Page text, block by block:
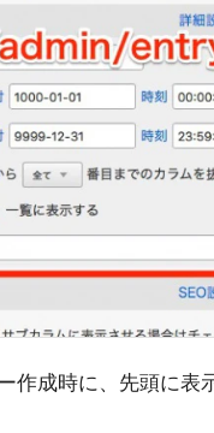
作成時に、先頭に表